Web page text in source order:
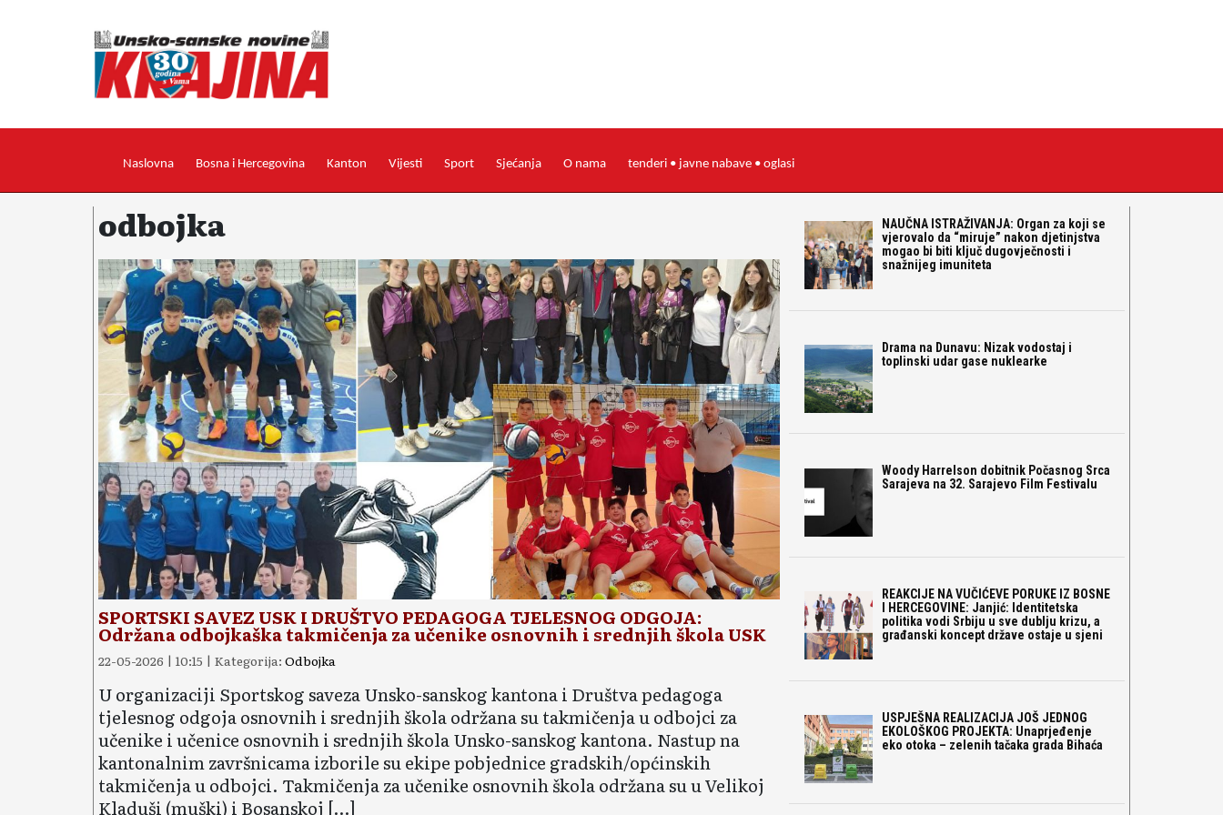
Naslovna Bosna i Hercegovina Kanton Vijesti Sport Sjećanja O nama tenderi • javne nabave • oglasi
odbojka
SPORTSKI SAVEZ USK I DRUŠTVO PEDAGOGA TJELESNOG ODGOJA:
Održana odbojkaška takmičenja za učenike osnovnih i srednjih škola USK
22-05-2026 | 10:15 | Kategorija: Odbojka
U organizaciji Sportskog saveza Unsko-sanskog kantona i Društva pedagoga
tjelesnog odgoja osnovnih i srednjih škola održana su takmičenja u odbojci za
učenike i učenice osnovnih i srednjih škola Unsko-sanskog kantona. Nastup na
kantonalnim završnicama izborile su ekipe pobjednice gradskih/općinskih
takmičenja u odbojci. Takmičenja za učenike osnovnih škola održana su u Velikoj
Kladuši (muški) i Bosanskoj […]
NAUČNA ISTRAŽIVANJA: Organ za koji se
vjerovalo da “miruje” nakon djetinjstva
mogao bi biti ključ dugovječnosti i
snažnijeg imuniteta
Drama na Dunavu: Nizak vodostaj i
toplinski udar gase nuklearke
Woody Harrelson dobitnik Počasnog Srca
Sarajeva na 32. Sarajevo Film Festivalu
REAKCIJE NA VUČIĆEVE PORUKE IZ BOSNE
I HERCEGOVINE: Janjić: Identitetska
politika vodi Srbiju u sve dublju krizu, a
građanski koncept države ostaje u sjeni
USPJEŠNA REALIZACIJA JOŠ JEDNOG
EKOLOŠKOG PROJEKTA: Unaprjeđenje
eko otoka – zelenih tačaka grada Bihaća